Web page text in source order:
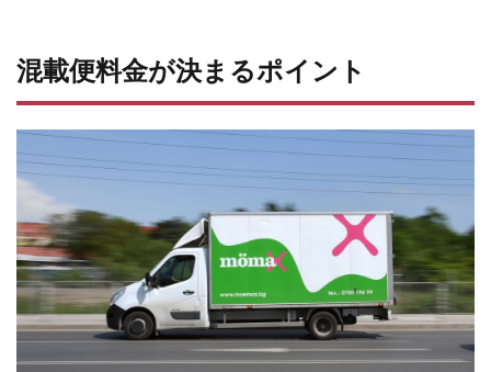
者
を
選
ぶ
イ
ン
ト
9.1
配送
エリ
ア
9.2
混載便料金が決まるポイント